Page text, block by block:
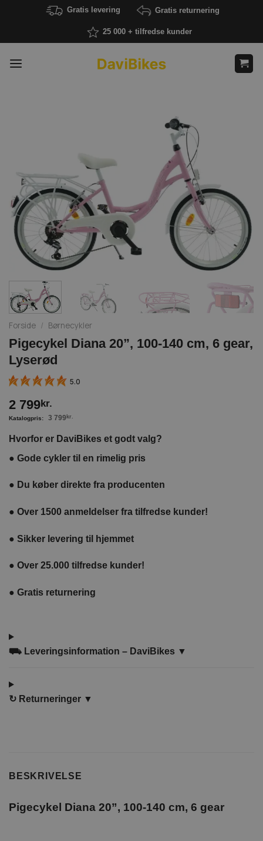
Gratis levering Gratis returnering
25 000 + tilfredse kunder
Forside / Børnecykler
Pigecykel Diana 20”, 100-140 cm, 6 gear,
Lyserød
5.0
2 799kr.
3 799 kr.
Hvorfor er DaviBikes et godt valg?
● Gode cykler til en rimelig pris
● Du køber direkte fra producenten
● Over 1500 anmeldelser fra tilfredse kunder!
● Sikker levering til hjemmet
● Over 25.000 tilfredse kunder!
● Gratis returnering
⛟ Leveringsinformation – DaviBikes ▼
↻ Returneringer ▼
BESKRIVELSE
Pigecykel Diana 20”, 100-140 cm, 6 gear